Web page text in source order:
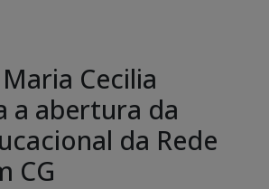
Cecilia
a abertura da
da Rede
CG